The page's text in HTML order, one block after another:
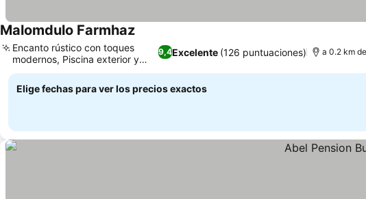
Malomdulo FarmhazVer precios
9,4Excelente (126 puntuaciones)
Encanto rústico con toques
modernos, Piscina exterior y
jardín
a 0.2 km
Elige fechas para ver los precios exactos